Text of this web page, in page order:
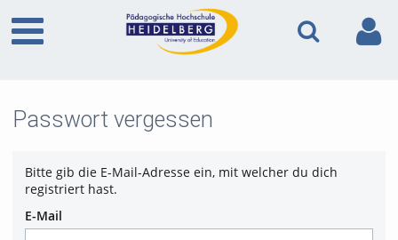
Passwort vergessen
Bitte gib die E-Mail-Adresse ein, mit welcher du dich
registriert hast.
E-Mail